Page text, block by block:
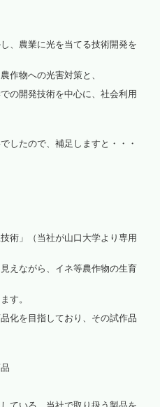
、農業に光を当てる技術開発を
作物への光害対策と、
の開発技術を中心に、社会利用
したので、補足しますと・・・
術」（当社が山口大学より専用
えながら、イネ等農作物の生育
す。
化を目指しており、その試作品